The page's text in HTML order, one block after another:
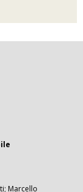
Marcello